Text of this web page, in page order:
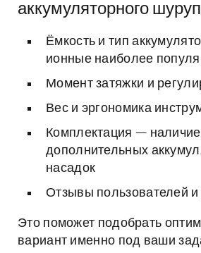
аккумуляторного
Ёмкость и тип
ионные наиболее
Момент затяжки и
Вес и эргономика
Комплектация — наличие
дополнительных
насадок
Отзывы пользователей и
Это поможет подобрать
вариант именно под ваши